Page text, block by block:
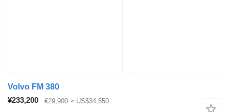
Volvo FM 380
¥233,200
€29,900 ≈ US$34,550